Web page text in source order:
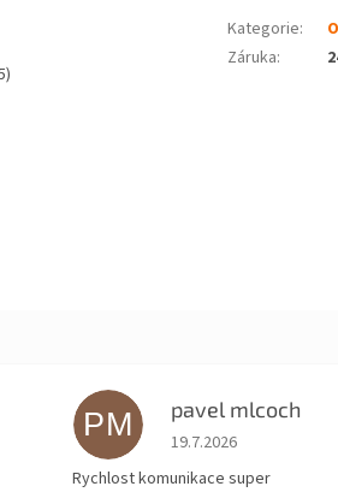
Kategorie:
Záruka:
PM pavel mlcoch
Hodnocení obchodu je
19.7.2026
Rychlost komunikace super